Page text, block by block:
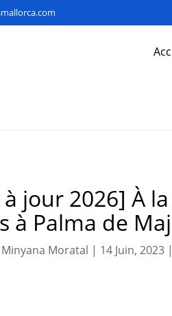
jour 2026] À
à Palma de
Moratal | 14 Juin, 2023 |